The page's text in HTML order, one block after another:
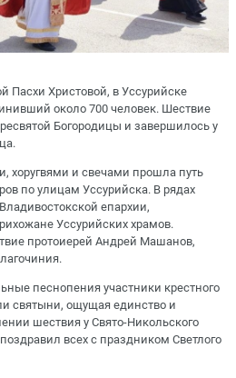
Пасхи Христовой, в Уссурийске
около 700 человек. Шествие
Богородицы и завершилось у
хоругвями и свечами прошла путь
по улицам Уссурийска. В рядах
епархии,
Уссурийских храмов.
протоиерей Андрей Машанов,
песнопения участники крестного
святыни, ощущая единство и
шествия у Свято-Никольского
всех с праздником Светлого